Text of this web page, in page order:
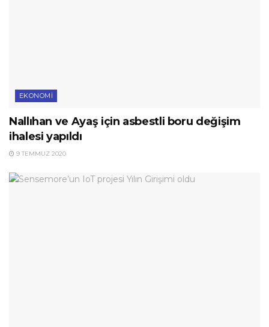
EKONOMI
Nallıhan ve Ayaş için asbestli boru değişim
ihalesi yapıldı
9 TEMMUZ 2020